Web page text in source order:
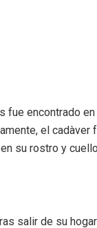
encontrado
el cadàver
su rostro y
salir de su